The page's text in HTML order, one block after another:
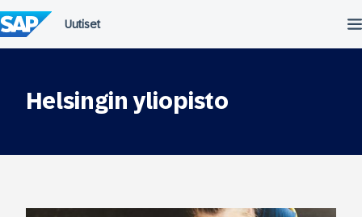
suoraan
sisältöön
Helsingin yliopisto